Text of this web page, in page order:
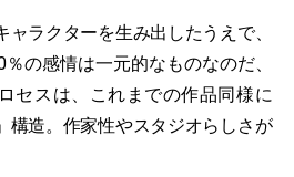
ラクターを生み出したうえで、
の感情は一元的なものなのだ、
セスは、これまでの作品同様に
構造。作家性やスタジオらしさが